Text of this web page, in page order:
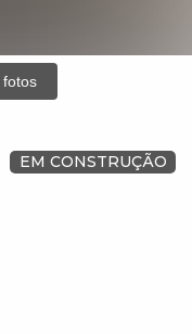
fotos
EM CONSTRUÇÃO